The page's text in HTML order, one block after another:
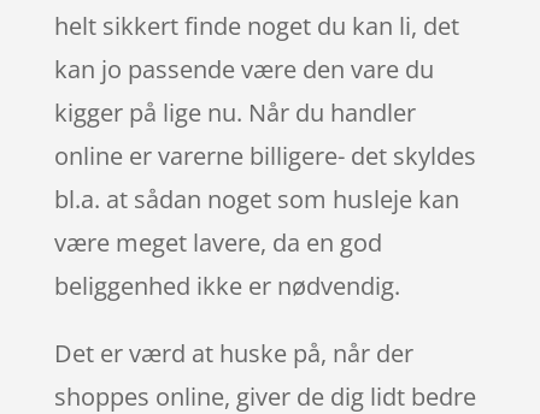
helt sikkert finde noget du kan li, det
kan jo passende være den vare du
kigger på lige nu. Når du handler
online er varerne billigere- det skyldes
bl.a. at sådan noget som husleje kan
være meget lavere, da en god
beliggenhed ikke er nødvendig.
Det er værd at huske på, når der
shoppes online, giver de dig lidt bedre